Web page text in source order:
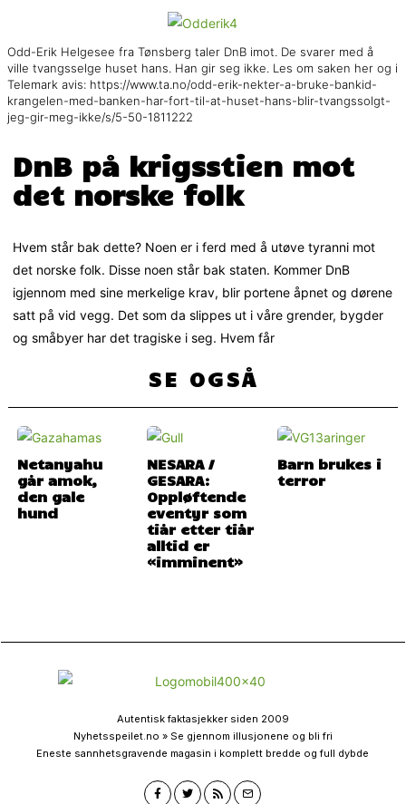
Odd-Erik Helgesee fra Tønsberg taler DnB imot. De svarer med å
ville tvangsselge huset hans. Han gir seg ikke. Les om saken her og i
Telemark avis: https://www.ta.no/odd-erik-nekter-a-bruke-bankid-
krangelen-med-banken-har-fort-til-at-huset-hans-blir-tvangssolgt-
jeg-gir-meg-ikke/s/5-50-1811222
DnB på krigsstien mot
det norske folk
Hvem står bak dette? Noen er i ferd med å utøve tyranni mot
det norske folk. Disse noen står bak staten. Kommer DnB
igjennom med sine merkelige krav, blir portene åpnet og dørene
satt på vid vegg. Det som da slippes ut i våre grender, bygder
og småbyer har det tragiske i seg. Hvem får
SE OGSÅ
Netanyahu
går amok,
den gale
hund
NESARA /
GESARA:
Oppløftende
eventyr som
tiår etter tiår
alltid er
«imminent»
Barn brukes i
terror
Autentisk faktasjekker siden 2009
Nyhetsspeilet.no » Se gjennom illusjonene og bli fri
Eneste sannhetsgravende magasin i komplett bredde og full dybde